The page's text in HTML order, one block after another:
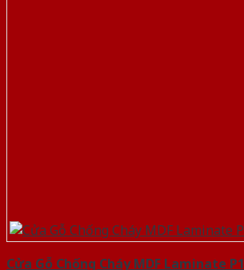
Cửa Gỗ Chống Cháy MDF Laminate P1